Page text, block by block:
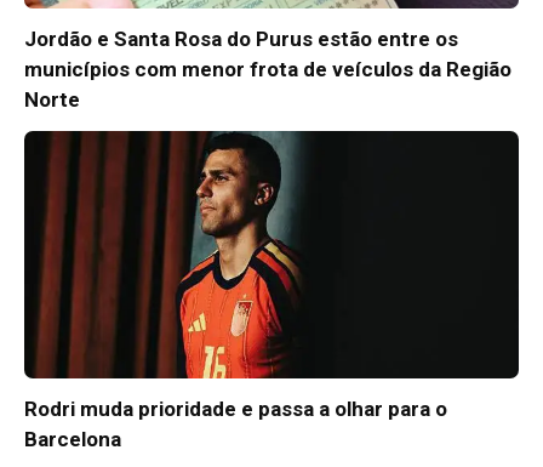
Jordão e Santa Rosa do Purus estão entre os
municípios com menor frota de veículos da Região
Norte
Rodri muda prioridade e passa a olhar para o
Barcelona